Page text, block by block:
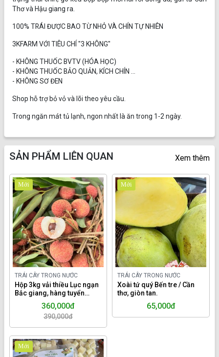
Thơ và Hậu giang ra.
100% TRÁI ĐƯỢC BAO TỪ NHỎ VÀ CHÍN TỰ NHIÊN
3KFARM VỚI TIÊU CHÍ "3 KHÔNG"
- KHÔNG THUỐC BVTV (HÓA HỌC)
- KHÔNG THUỐC BẢO QUẢN, KÍCH CHÍN ...
- KHÔNG SƠ ĐEN
Shop hỗ trợ bỏ vỏ và lõi theo yêu cầu.
Trong ngăn mát tủ lạnh, ngon nhất là ăn trong 1-2 ngày.
SẢN PHẨM LIÊN QUAN Xem thêm
TRÁI CÂY TRONG NƯỚC
Hộp 3kg vải thiều Lục ngạn
Bắc giang, hàng tuyển
360,000đ
390,000đ
Mới
TRÁI CÂY TRONG NƯỚC
Xoài tứ quý Bến tre / Cần
thơ, giòn tan.
65,000đ
Mới
Mới